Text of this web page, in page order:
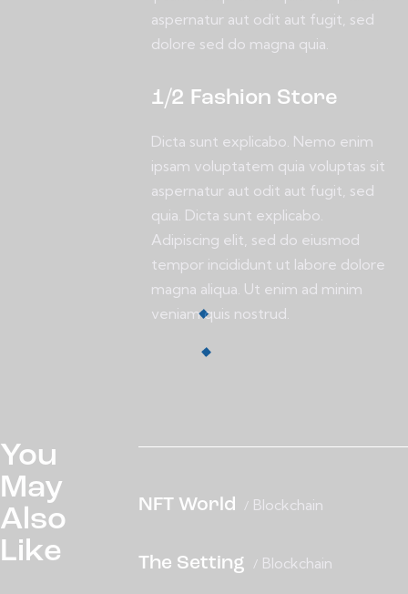
aspernatur aut odit aut fugit, sed
dolore sed do magna quia.
1/2 Fashion Store
Dicta sunt explicabo. Nemo enim
ipsam voluptatem quia voluptas sit
aspernatur aut odit aut fugit, sed
quia. Dicta sunt explicabo.
Adipiscing elit, sed do eiusmod
tempor incididunt ut labore dolore
magna aliqua. Ut enim ad minim
veniam quis nostrud.
You
May
Also
Like
Blockchain
NFT World
Blockchain
The Setting